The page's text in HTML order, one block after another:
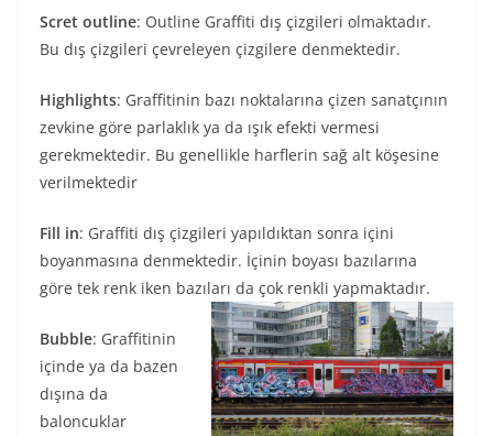
Scret outline: Outline Graffiti dış çizgileri olmaktadır.
Bu dış çizgileri çevreleyen çizgilere denmektedir.
Highlights: Graffitinin bazı noktalarına çizen sanatçının
zevkine göre parlaklık ya da ışık efekti vermesi
gerekmektedir. Bu genellikle harflerin sağ alt köşesine
verilmektedir
Fill in: Graffiti dış çizgileri yapıldıktan sonra içini
boyanmasına denmektedir. İçinin boyası bazılarına
göre tek renk iken bazıları da çok renkli yapmaktadır.
Bubble: Graffitinin
içinde ya da bazen
dışına da
baloncuklar